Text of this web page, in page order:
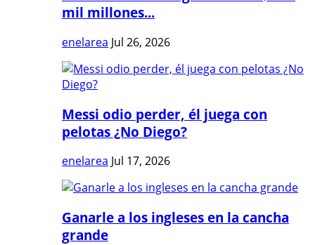
mil millones...
enelarea Jul 26, 2026
Messi odio perder, él juega con
pelotas ¿No Diego?
enelarea Jul 17, 2026
Ganarle a los ingleses en la cancha
grande